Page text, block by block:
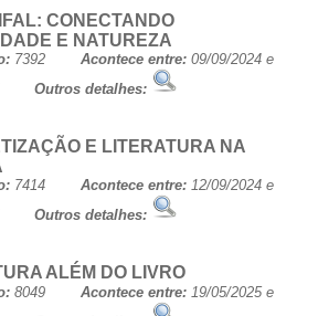
CONECTANDO
E NATUREZA
7392 Acontece entre: 09/09/2024 e
Outros detalhes:
E LITERATURA NA
7414 Acontece entre: 12/09/2024 e
Outros detalhes:
ALÉM DO LIVRO
8049 Acontece entre: 19/05/2025 e